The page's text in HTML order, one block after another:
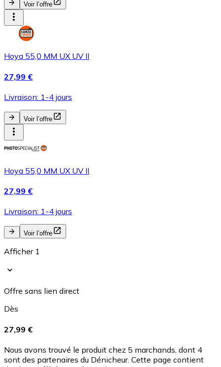
Voir l’offre
Hoya 55,0 MM UX UV II
27,99 €
Livraison: 1-4 jours
Voir l’offre
Hoya 55,0 MM UX UV II
27,99 €
Livraison: 1-4 jours
Voir l’offre
Afficher 1
Offre sans lien direct
Dès
27,99 €
Nous avons trouvé le produit chez 5 marchands, dont 4
sont des partenaires du Dénicheur. Cette page contient